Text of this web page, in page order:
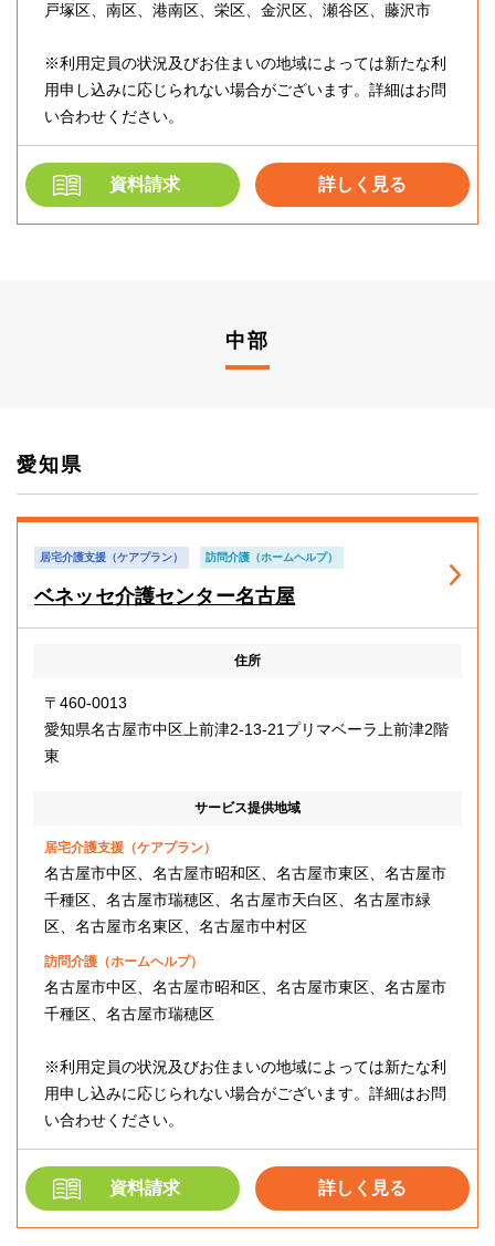
戸塚区、南区、港南区、栄区、金沢区、瀬谷区、藤沢市
※利用定員の状況及びお住まいの地域によっては新たな利
用申し込みに応じられない場合がございます。詳細はお問
い合わせください。
資料請求 詳しく見る
中部
愛知県
居宅介護支援（ケアプラン） 訪問介護（ホームヘルプ）
ベネッセ介護センター名古屋
住所
〒460-0013
愛知県名古屋市中区上前津2-13-21プリマベーラ上前津2階
東
サービス提供地域
居宅介護支援（ケアプラン）
名古屋市中区、名古屋市昭和区、名古屋市東区、名古屋市
千種区、名古屋市瑞穂区、名古屋市天白区、名古屋市緑
区、名古屋市名東区、名古屋市中村区
訪問介護（ホームヘルプ）
名古屋市中区、名古屋市昭和区、名古屋市東区、名古屋市
千種区、名古屋市瑞穂区
※利用定員の状況及びお住まいの地域によっては新たな利
用申し込みに応じられない場合がございます。詳細はお問
い合わせください。
資料請求 詳しく見る